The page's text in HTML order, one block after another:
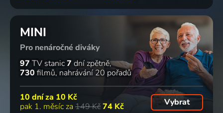
MINI
Pro nenáročné diváky
97 TV stanic7 dní zpětně
730 filmů nahrávání 20 pořadů
10 dní za 10 Kč
pak 1. měsíc za 149 Kč74 Kč Vybrat